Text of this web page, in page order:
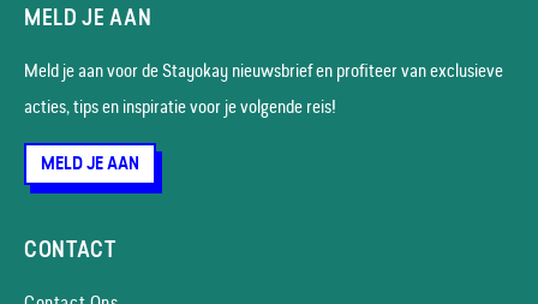
MELD JE AAN
Meld je aan voor de Stayokay nieuws­brief en profiteer van exclusieve
acties, tips en inspiratie voor je volgende reis!
MELD JE AAN
CONTACT